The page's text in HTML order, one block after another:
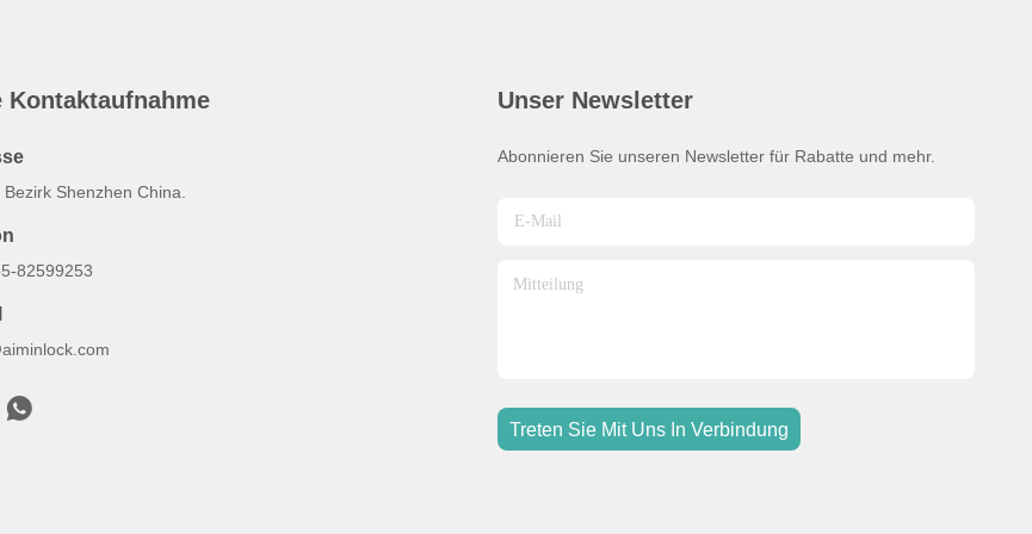
Kontaktaufnahme
Shenzhen China.
82599253
Unser Newsletter
Abonnieren Sie unseren Newsletter für Rabatte und mehr.
Treten Sie Mit Uns In Verbindung